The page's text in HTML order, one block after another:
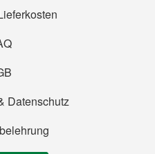
Datenschutz